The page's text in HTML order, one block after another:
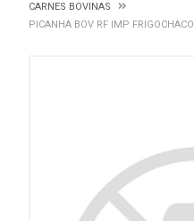
CARNES BOVINAS
PICANHA BOV RF IMP FRIGOCHACO